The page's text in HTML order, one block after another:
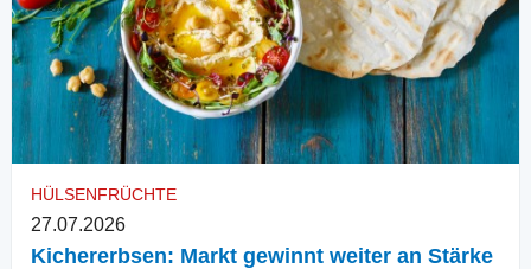
HÜLSENFRÜCHTE
27.07.2026
Kichererbsen: Markt gewinnt weiter an Stärke